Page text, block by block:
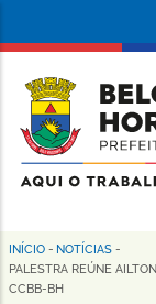
conteúdo
principal
da
de
Horizonte
Trilha
INÍCIO - NOTÍCIAS -
PALESTRA REÚNE
CCBB-BH